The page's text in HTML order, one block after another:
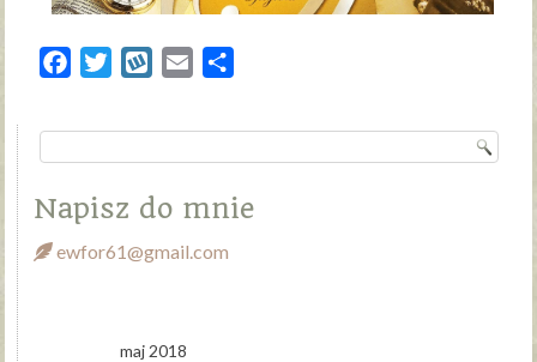
FacebookTwitterWykopEmail
Napisz do mnie
ewfor61@gmail.com
maj 2018